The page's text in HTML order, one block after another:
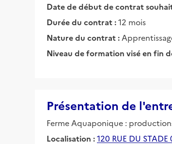
Date de début de contrat
Durée du contrat :12 mois
Nature du contrat :
Niveau de formation visé en fin
Présentation de
Ferme Aquaponique :
Localisation :120 RUE DU STADE